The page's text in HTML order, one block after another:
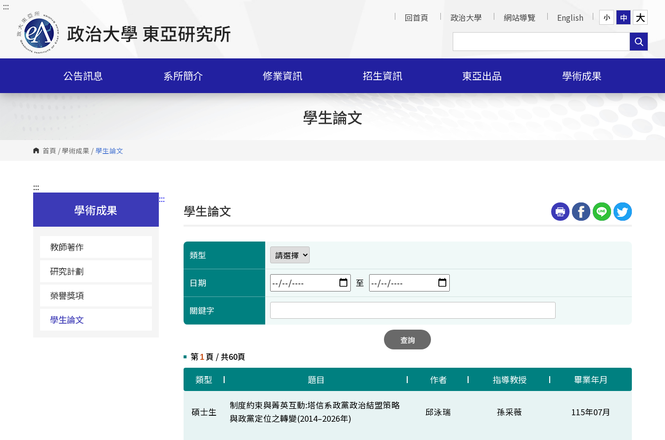
跳
內
塊
:::
回首頁
政治大學 網站導覽 English 小 中 大
公告訊息 系所簡介 修業資訊 招生資訊 東亞出品 學術成果
學生論文
首頁 /學術成果 / 學生論文
:::
學術成果
教師著作
研究計劃
榮譽獎項
學生論文
:::
學生論文
類型
日期 至
關鍵字
查詢
第 1 頁 / 共60頁
類型 題目 作者 指導教授 畢業年月
碩士生
制度約束與菁英互動:塔信系政黨政治結盟策略
與政黨定位之轉變(2014–2026年)
邱泳瑞 孫采薇 115年07月